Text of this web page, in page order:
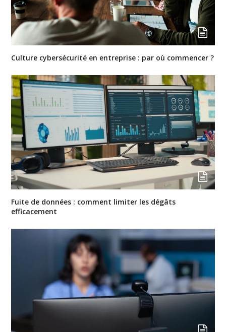
Culture cybersécurité en entreprise : par où commencer ?
Fuite de données : comment limiter les dégâts
efficacement